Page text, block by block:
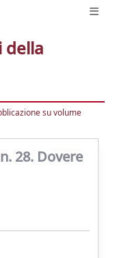
della
su volume
28. Dovere